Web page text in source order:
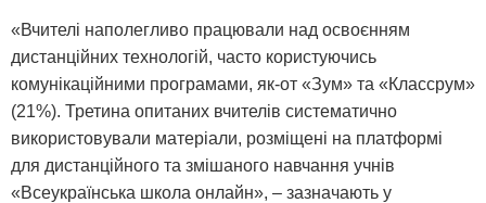
«Вчителі наполегливо працювали над освоєнням
дистанційних технологій, часто користуючись
комунікаційними програмами, як-от «Зум» та «Классрум»
(21%). Третина опитаних вчителів систематично
використовували матеріали, розміщені на платформі
для дистанційного та змішаного навчання учнів
«Всеукраїнська школа онлайн», – зазначають у